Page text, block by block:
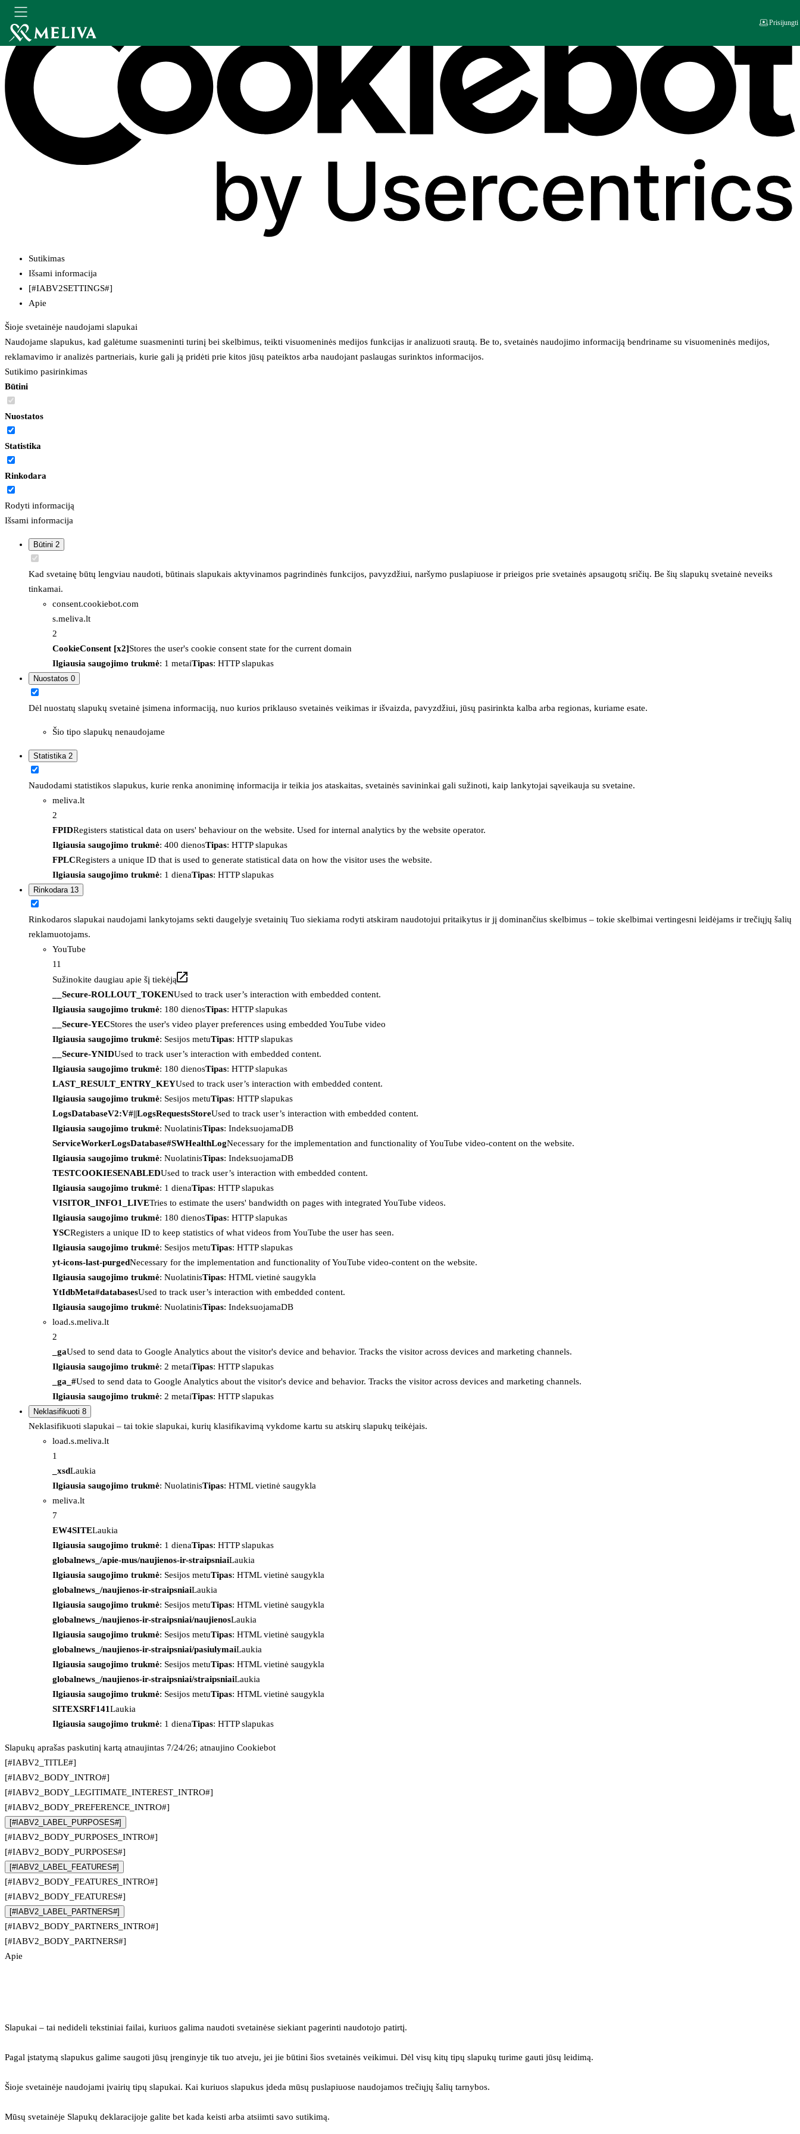
Sutikimas
Išsami informacija
[#IABV2SETTINGS#]
Apie
Šioje svetainėje naudojami slapukai
Naudojame slapukus, kad galėtume suasmeninti turinį bei skelbimus, teikti visuomeninės medijos funkcijas ir analizuoti srautą. Be to, svetainės naudojimo informaciją bendriname su visuomeninės medijos,
reklamavimo ir analizės partneriais, kurie gali ją pridėti prie kitos jūsų pateiktos arba naudojant paslaugas surinktos informacijos.
Sutikimo pasirinkimas
Būtini
Nuostatos
Statistika
Rinkodara
Rodyti informaciją
Išsami informacija
Būtini 2
Kad svetainę būtų lengviau naudoti, būtinais slapukais aktyvinamos pagrindinės funkcijos, pavyzdžiui, naršymo puslapiuose ir prieigos prie svetainės apsaugotų sričių. Be šių slapukų svetainė neveiks
tinkamai.
consent.cookiebot.com
s.meliva.lt
2
CookieConsent [x2]Stores the user's cookie consent state for the current domain
Ilgiausia saugojimo trukmė: 1 metaiTipas: HTTP slapukas
Nuostatos 0
Dėl nuostatų slapukų svetainė įsimena informaciją, nuo kurios priklauso svetainės veikimas ir išvaizda, pavyzdžiui, jūsų pasirinkta kalba arba regionas, kuriame esate.
Šio tipo slapukų nenaudojame
Statistika 2
Naudodami statistikos slapukus, kurie renka anoniminę informacija ir teikia jos ataskaitas, svetainės savininkai gali sužinoti, kaip lankytojai sąveikauja su svetaine.
meliva.lt
2
FPIDRegisters statistical data on users' behaviour on the website. Used for internal analytics by the website operator.
Ilgiausia saugojimo trukmė: 400 dienosTipas: HTTP slapukas
FPLCRegisters a unique ID that is used to generate statistical data on how the visitor uses the website.
Ilgiausia saugojimo trukmė: 1 dienaTipas: HTTP slapukas
Rinkodara 13
Rinkodaros slapukai naudojami lankytojams sekti daugelyje svetainių Tuo siekiama rodyti atskiram naudotojui pritaikytus ir jį dominančius skelbimus – tokie skelbimai vertingesni leidėjams ir trečiųjų šalių
reklamuotojams.
YouTube
11
Sužinokite daugiau apie šį tiekėją
__Secure-ROLLOUT_TOKENUsed to track user’s interaction with embedded content.
Ilgiausia saugojimo trukmė: 180 dienosTipas: HTTP slapukas
__Secure-YECStores the user's video player preferences using embedded YouTube video
Ilgiausia saugojimo trukmė: Sesijos metuTipas: HTTP slapukas
__Secure-YNIDUsed to track user’s interaction with embedded content.
Ilgiausia saugojimo trukmė: 180 dienosTipas: HTTP slapukas
LAST_RESULT_ENTRY_KEYUsed to track user’s interaction with embedded content.
Ilgiausia saugojimo trukmė: Sesijos metuTipas: HTTP slapukas
LogsDatabaseV2:V#||LogsRequestsStoreUsed to track user’s interaction with embedded content.
Ilgiausia saugojimo trukmė: NuolatinisTipas: IndeksuojamaDB
ServiceWorkerLogsDatabase#SWHealthLogNecessary for the implementation and functionality of YouTube video-content on the website.
Ilgiausia saugojimo trukmė: NuolatinisTipas: IndeksuojamaDB
TESTCOOKIESENABLEDUsed to track user’s interaction with embedded content.
Ilgiausia saugojimo trukmė: 1 dienaTipas: HTTP slapukas
VISITOR_INFO1_LIVETries to estimate the users' bandwidth on pages with integrated YouTube videos.
Ilgiausia saugojimo trukmė: 180 dienosTipas: HTTP slapukas
YSCRegisters a unique ID to keep statistics of what videos from YouTube the user has seen.
Ilgiausia saugojimo trukmė: Sesijos metuTipas: HTTP slapukas
yt-icons-last-purgedNecessary for the implementation and functionality of YouTube video-content on the website.
Ilgiausia saugojimo trukmė: NuolatinisTipas: HTML vietinė saugykla
YtIdbMeta#databasesUsed to track user’s interaction with embedded content.
Ilgiausia saugojimo trukmė: NuolatinisTipas: IndeksuojamaDB
load.s.meliva.lt
2
_gaUsed to send data to Google Analytics about the visitor's device and behavior. Tracks the visitor across devices and marketing channels.
Ilgiausia saugojimo trukmė: 2 metaiTipas: HTTP slapukas
_ga_#Used to send data to Google Analytics about the visitor's device and behavior. Tracks the visitor across devices and marketing channels.
Ilgiausia saugojimo trukmė: 2 metaiTipas: HTTP slapukas
Neklasifikuoti 8
Neklasifikuoti slapukai – tai tokie slapukai, kurių klasifikavimą vykdome kartu su atskirų slapukų teikėjais.
load.s.meliva.lt
1
_xsdLaukia
Ilgiausia saugojimo trukmė: NuolatinisTipas: HTML vietinė saugykla
meliva.lt
7
EW4SITELaukia
Ilgiausia saugojimo trukmė: 1 dienaTipas: HTTP slapukas
globalnews_/apie-mus/naujienos-ir-straipsniaiLaukia
Ilgiausia saugojimo trukmė: Sesijos metuTipas: HTML vietinė saugykla
globalnews_/naujienos-ir-straipsniaiLaukia
Ilgiausia saugojimo trukmė: Sesijos metuTipas: HTML vietinė saugykla
globalnews_/naujienos-ir-straipsniai/naujienosLaukia
Ilgiausia saugojimo trukmė: Sesijos metuTipas: HTML vietinė saugykla
globalnews_/naujienos-ir-straipsniai/pasiulymaiLaukia
Ilgiausia saugojimo trukmė: Sesijos metuTipas: HTML vietinė saugykla
globalnews_/naujienos-ir-straipsniai/straipsniaiLaukia
Ilgiausia saugojimo trukmė: Sesijos metuTipas: HTML vietinė saugykla
SITEXSRF141Laukia
Ilgiausia saugojimo trukmė: 1 dienaTipas: HTTP slapukas
Slapukų aprašas paskutinį kartą atnaujintas 7/24/26; atnaujino Cookiebot
[#IABV2_TITLE#]
[#IABV2_BODY_INTRO#]
[#IABV2_BODY_LEGITIMATE_INTEREST_INTRO#]
[#IABV2_BODY_PREFERENCE_INTRO#]
[#IABV2_LABEL_PURPOSES#]
[#IABV2_BODY_PURPOSES_INTRO#]
[#IABV2_BODY_PURPOSES#]
[#IABV2_LABEL_FEATURES#]
[#IABV2_BODY_FEATURES_INTRO#]
[#IABV2_BODY_FEATURES#]
[#IABV2_LABEL_PARTNERS#]
[#IABV2_BODY_PARTNERS_INTRO#]
[#IABV2_BODY_PARTNERS#]
Apie
Slapukai – tai nedideli tekstiniai failai, kuriuos galima naudoti svetainėse siekiant pagerinti naudotojo patirtį.
Pagal įstatymą slapukus galime saugoti jūsų įrenginyje tik tuo atveju, jei jie būtini šios svetainės veikimui. Dėl visų kitų tipų slapukų turime gauti jūsų leidimą.
Šioje svetainėje naudojami įvairių tipų slapukai. Kai kuriuos slapukus įdeda mūsų puslapiuose naudojamos trečiųjų šalių tarnybos.
Mūsų svetainėje Slapukų deklaracijoje galite bet kada keisti arba atsiimti savo sutikimą.
Prisijungti